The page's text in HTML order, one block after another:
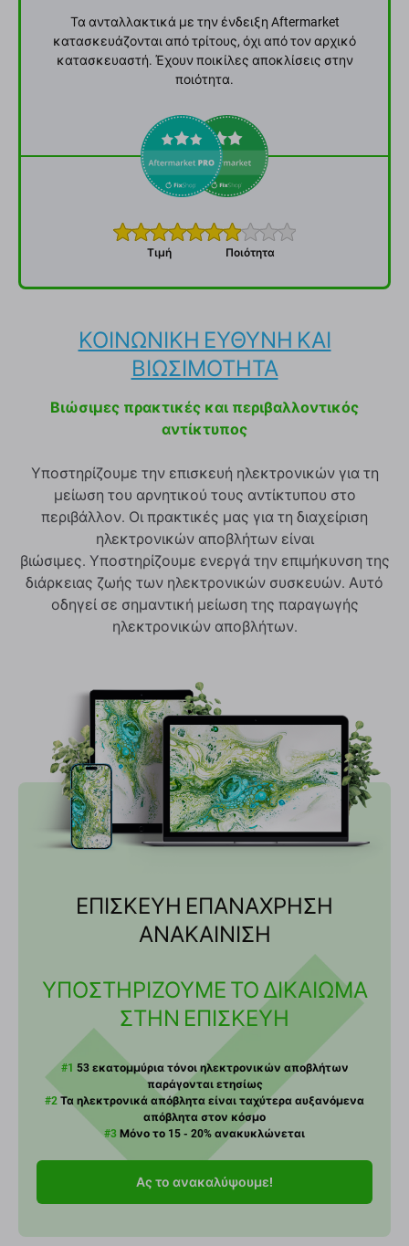
Τα ανταλλακτικά με την ένδειξη Aftermarket
κατασκευάζονται από τρίτους, όχι από τον αρχικό
κατασκευαστή. Έχουν ποικίλες αποκλίσεις στην
ποιότητα.
Τιμή Ποιότητα
ΚΟΙΝΩΝΙΚΗ ΕΥΘΥΝΗ ΚΑΙ
ΒΙΩΣΙΜΟΤΗΤΑ
Βιώσιμες πρακτικές και περιβαλλοντικός
αντίκτυπος
Υποστηρίζουμε την επισκευή ηλεκτρονικών για τη
μείωση του αρνητικού τους αντίκτυπου στο
περιβάλλον. Οι πρακτικές μας για τη διαχείριση
ηλεκτρονικών αποβλήτων είναι
βιώσιμες. Υποστηρίζουμε ενεργά την επιμήκυνση της
διάρκειας ζωής των ηλεκτρονικών συσκευών. Αυτό
οδηγεί σε σημαντική μείωση της παραγωγής
ηλεκτρονικών αποβλήτων.
ΕΠΙΣΚΕΥΗ ΕΠΑΝΑΧΡΗΣΗ
ΑΝΑΚΑΙΝΙΣΗ
ΥΠΟΣΤΗΡΙΖΟΥΜΕ ΤΟ ΔΙΚΑΙΩΜΑ
ΣΤΗΝ ΕΠΙΣΚΕΥΗ
#1 53 εκατομμύρια τόνοι ηλεκτρονικών αποβλήτων
παράγονται ετησίως
#2 Τα ηλεκτρονικά απόβλητα είναι ταχύτερα αυξανόμενα
απόβλητα στον κόσμο​​​​​​​
#3 Μόνο το 15 - 20% ανακυκλώνεται
Ας το ανακαλύψουμε!